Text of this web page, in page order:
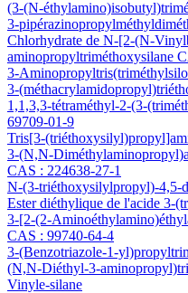
(3-(N-
3-
Chlorhydrate de N-[2-(N-
aminopropyltriméthoxysilane
3-
3-
1,1,3,3-tétraméthyl-2-(3-
69709-01-9
Tris[3-
3-(N,N-
CAS : 224638-27-1
N-(3-triéthoxysilylpropyl)-4,5-
Ester diéthylique de l'acide 3-
3-[2-(2-
CAS : 99740-64-4
3-(Benzotriazole-1-
(N,N-Diéthyl-3-
Vinyle-silane